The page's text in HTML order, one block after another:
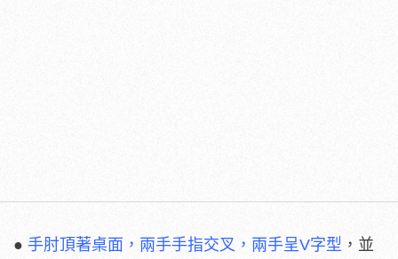
● 手肘頂著桌面，兩手手指交叉，兩手呈V字型 ，並